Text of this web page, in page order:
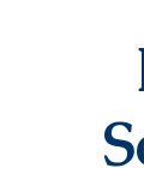
takip
firmamız
Kişiye özel